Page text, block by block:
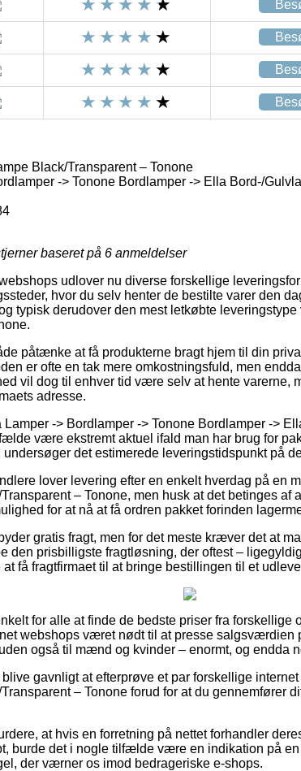
Black/Transparent – Tonone
-> Tonone Bordlamper -> Ella Bord-/
baseret på 6 anmeldelser
udlover nu diverse forskellige
hvor du selv henter de bestilte varer den
typisk derudover den mest letkøbte
påtænke at få produkterne bragt hjem til din
er ofte en tak mere omkostningsfuld, men
vil dog til enhver tid være selv at hente varerne,
adresse.
-> Bordlamper -> Tonone Bordlamper ->
være ekstremt aktuel ifald man har brug for
det estimerede leveringstidspunkt på
lover levering efter en enkelt hverdag på en
– Tonone, men husk at det betinges af
for at nå at få ordren pakket forinden
gratis fragt, men for det meste kræver det at
den prisbilligste fragtløsning, der oftest –
få fragtfirmaet til at bringe bestillingen til et
for alle at finde de bedste priser fra
webshops været nødt til at presse salgsværdien
også til mænd og kvinder – enormt, og endda
gavnligt at efterprøve et par forskellige
– Tonone forud for at du gennemfører
at hvis en forretning på nettet forhandler
burde det i nogle tilfælde være en indikation på
der værner os imod bedrageriske e-shops.